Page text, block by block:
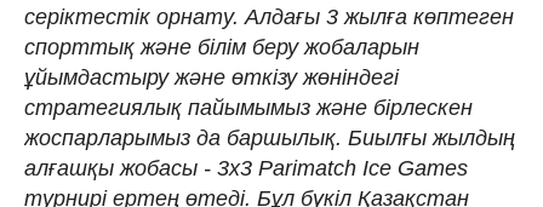
серіктестік орнату. Алдағы 3 жылға көптеген
спорттық және білім беру жобаларын
ұйымдастыру және өткізу жөніндегі
стратегиялық пайымымыз және бірлескен
жоспарларымыз да баршылық. Биылғы жылдың
алғашқы жобасы - 3x3 Parimatch Ice Games
турнирі ертең өтеді. Бұл бүкіл Қазақстан